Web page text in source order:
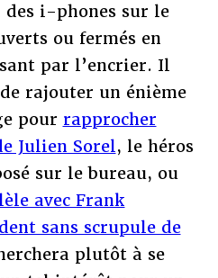
des i-phones sur le
ou fermés en
par l’encrier. Il
rajouter un énième
pour rapprocher
Julien Sorel, le héros
sur le bureau, ou
avec Frank
sans scrupule de
plutôt à se